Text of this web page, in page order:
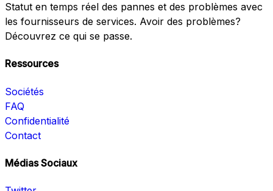
Statut en temps réel des pannes et des problèmes avec
les fournisseurs de services. Avoir des problèmes?
Découvrez ce qui se passe.
Ressources
Sociétés
FAQ
Confidentialité
Contact
Médias Sociaux